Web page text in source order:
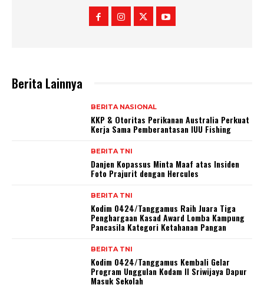
Berita Lainnya
BERITA NASIONAL
KKP & Otoritas Perikanan Australia Perkuat
Kerja Sama Pemberantasan IUU Fishing
BERITA TNI
Danjen Kopassus Minta Maaf atas Insiden
Foto Prajurit dengan Hercules
BERITA TNI
Kodim 0424/Tanggamus Raih Juara Tiga
Penghargaan Kasad Award Lomba Kampung
Pancasila Kategori Ketahanan Pangan
BERITA TNI
Kodim 0424/Tanggamus Kembali Gelar
Program Unggulan Kodam II Sriwijaya Dapur
Masuk Sekolah